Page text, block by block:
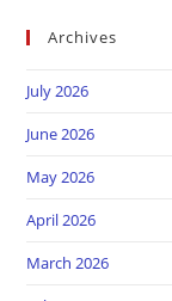
Archives
July 2026
June 2026
May 2026
April 2026
March 2026